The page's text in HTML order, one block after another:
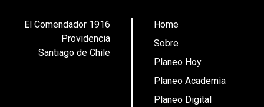
El Comendador 1916
Providencia
Santiago de Chile
Home
Sobre
Planeo Hoy
Planeo Academia
Planeo Digital